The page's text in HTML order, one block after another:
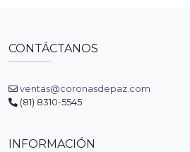
CONTÁCTANOS
ventas@coronasdepaz.com
(81) 8310-5545
INFORMACIÓN